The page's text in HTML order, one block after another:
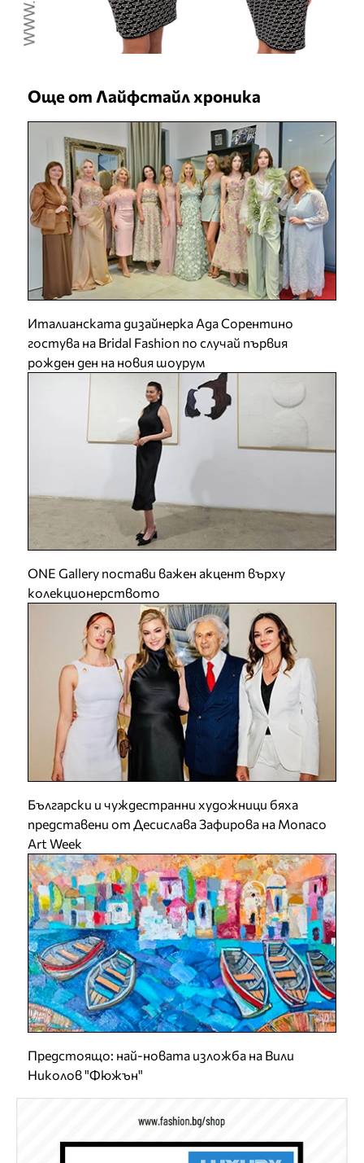
Още от Лайфстайл хроника
Италианската дизайнерка Ада Сорентино
гостува на Bridal Fashion по случай първия
рожден ден на новия шоурум
ONE Gallery постави важен акцент върху
колекционерството
Български и чуждестранни художници бяха
представени от Десислава Зафирова на Monaco
Art Week
Предстоящо: най-новата изложба на Вили
Николов "Фюжън"